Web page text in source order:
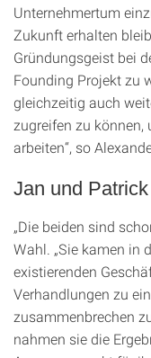
Unternehmertum
Zukunft erhalten
Gründungsgeist bei
Founding Projekt zu
gleichzeitig auch
zugreifen zu können,
arbeiten“, so
Jan und Patrick
„Die beiden sind
Wahl. „Sie kamen in
existierenden
Verhandlungen zu
zusammenbrechen
nahmen sie die